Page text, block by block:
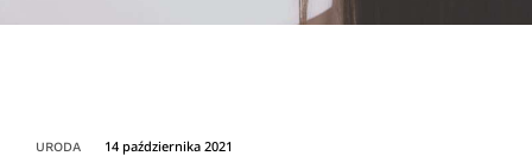
URODA 14 października 2021